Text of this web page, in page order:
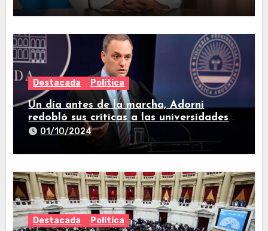
Destacada Politica
Un día antes de la marcha, Adorni
redobló sus críticas a las universidades
nacionales
01/10/2024
Destacada Politica